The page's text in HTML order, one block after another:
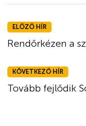
ELŐZŐ HÍR
Rendőrkézen a
KÖVETKEZŐ HÍR
Tovább fejlődik